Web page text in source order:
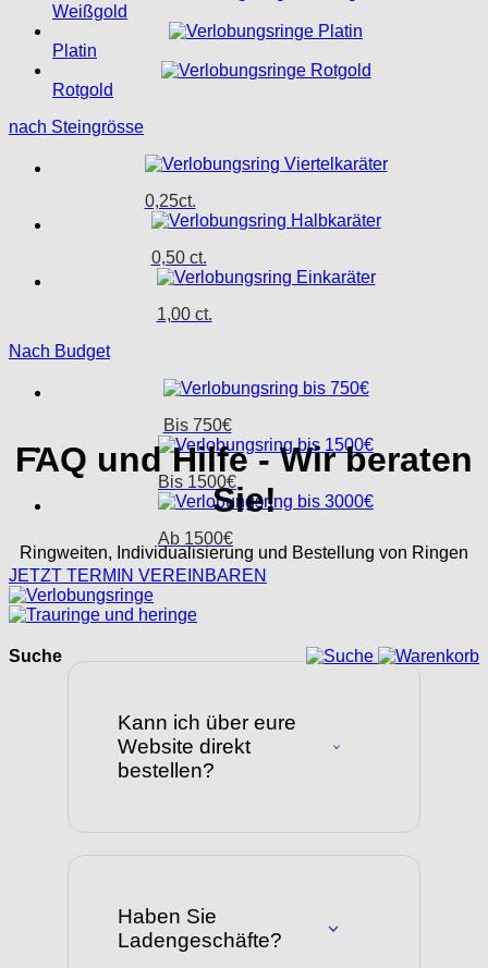
Weißgold
Platin
Rotgold
nach Steingrösse
0,25ct.
0,50 ct.
1,00 ct.
Nach Budget
Bis 750€
Bis 1500€
Ab 1500€
JETZT TERMIN VEREINBAREN
Suche
FAQ und Hilfe - Wir beraten
Sie!
Ringweiten, Individualisierung und Bestellung von Ringen
Kann ich über eure
Website direkt
bestellen?
Haben Sie
Ladengeschäfte?